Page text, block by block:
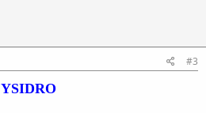
#3
YSIDRO